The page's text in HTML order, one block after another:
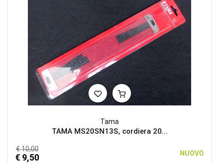
Tama
TAMA MS20SN13S, cordiera 20...
€ 10,00
€ 9,50 NUOVO